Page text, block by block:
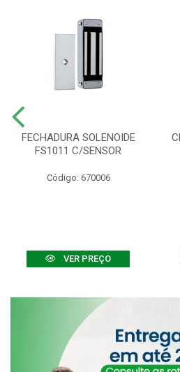
FECHADURA SOLENOIDE
FS1011 C/SENSOR
Código: 670006
VER PREÇO